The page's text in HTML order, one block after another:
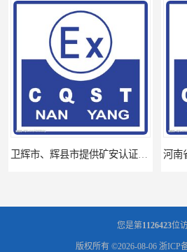
您是第1126423位
版权所有 ©2026-08-06 浙ICP